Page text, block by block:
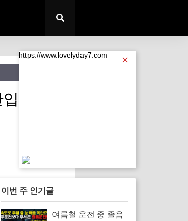
금지
✕
https://www.lovelyday7.com
이번 주 인기글
여름철 운전 중 졸음